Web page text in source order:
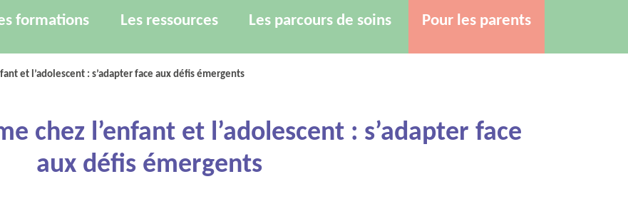
formations Les ressources Les parcours de soins Pour les parents
et l’adolescent : s’adapter face aux défis émergents
chez l’enfant et l’adolescent : s’adapter face
aux défis émergents